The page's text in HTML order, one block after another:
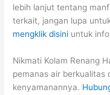
lebih lanjut tentang
terkait, jangan lupa
mengklik disini untuk
Nikmati Kolam Renang
pemanas air berkualitas
kenyamanannya.